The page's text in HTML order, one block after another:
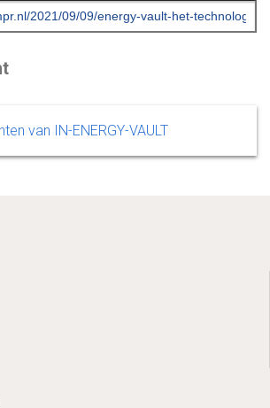
van IN-ENERGY-VAULT